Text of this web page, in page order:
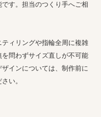
す。担当のつくり手へご相
ィリングや指輪全周に複雑
問わずサイズ直しが不可能
インについては、制作前に
い。